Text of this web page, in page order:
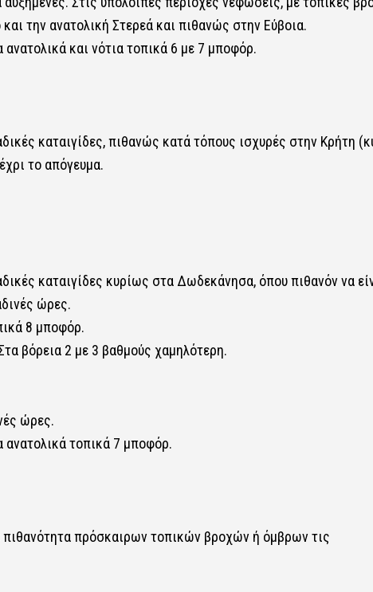
την ανατολική Στερεά και πιθανώς στην Εύβοια.
ανατολικά και νότια τοπικά 6 με 7 μποφόρ.
καταιγίδες, πιθανώς κατά τόπους ισχυρές στην Κρήτη
το απόγευμα.
καταιγίδες κυρίως στα Δωδεκάνησα, όπου πιθανόν να
ώρες.
8 μποφόρ.
βόρεια 2 με 3 βαθμούς χαμηλότερη.
ώρες.
ανατολικά τοπικά 7 μποφόρ.
πρόσκαιρων τοπικών βροχών ή όμβρων τις